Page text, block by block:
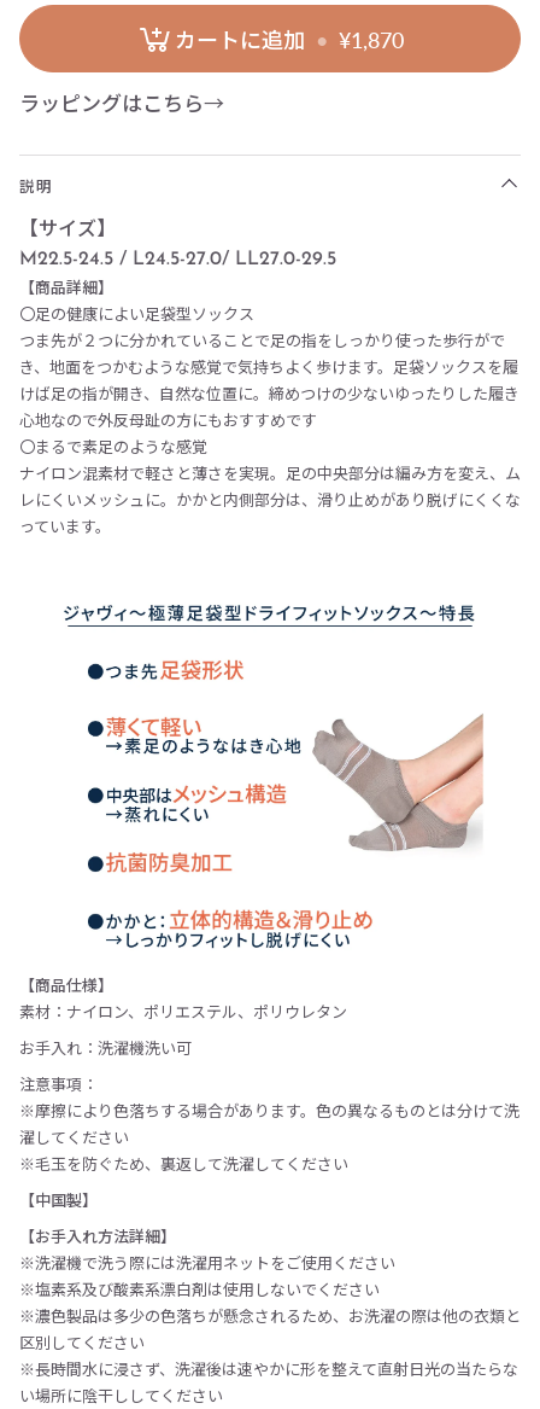
カートに追加 • ¥1,870
ラッピングはこちら→
説明
【サイズ】
M22.5-24.5 / L24.5-27.0/ LL27.0-29.5
【商品詳細】
〇足の健康によい足袋型ソックス
つま先が２つに分かれていることで足の指をしっかり使った歩行がで
き、地面をつかむような感覚で気持ちよく歩けます。足袋ソックスを履
けば足の指が開き、自然な位置に。締めつけの少ないゆったりした履き
心地なので外反母趾の方にもおすすめです
〇まるで素足のような感覚
ナイロン混素材で軽さと薄さを実現。足の中央部分は編み方を変え、ム
レにくいメッシュに。かかと内側部分は、滑り止めがあり脱げにくくな
っています。
【商品仕様】
素材：ナイロン、ポリエステル、ポリウレタン
お手入れ：洗濯機洗い可
注意事項：
※摩擦により色落ちする場合があります。色の異なるものとは分けて洗
濯してください
※毛玉を防ぐため、裏返して洗濯してください
【中国製】
【お手入れ方法詳細】
※洗濯機で洗う際には洗濯用ネットをご使用ください
※塩素系及び酸素系漂白剤は使用しないでください
※濃色製品は多少の色落ちが懸念されるため、お洗濯の際は他の衣類と
区別してください
※長時間水に浸さず、洗濯後は速やかに形を整えて直射日光の当たらな
い場所に陰干ししてください